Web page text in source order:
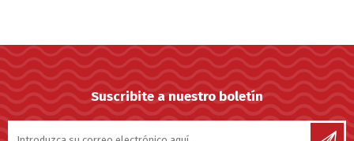
Suscribite a nuestro boletín